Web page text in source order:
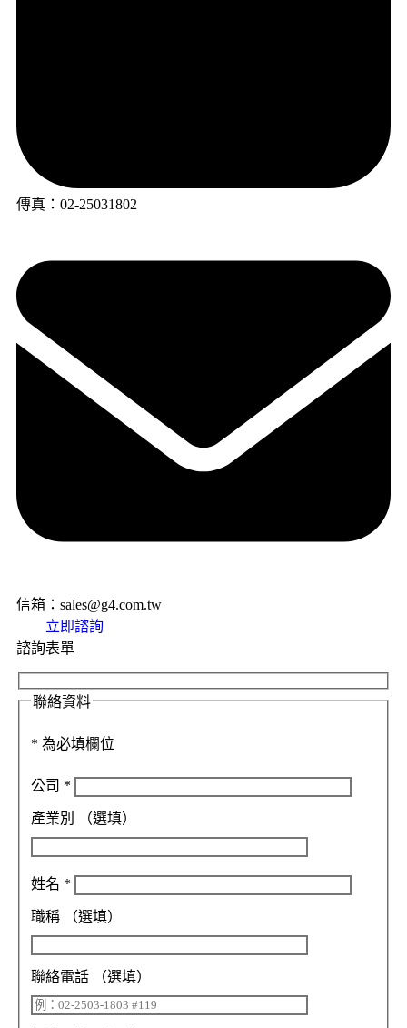
傳真：02-25031802
信箱：sales@g4.com.tw
立即諮詢
諮詢表單
聯絡資料
* 為必填欄位
公司 *
產業別 （選填）
姓名 *
職稱 （選填）
聯絡電話 （選填）